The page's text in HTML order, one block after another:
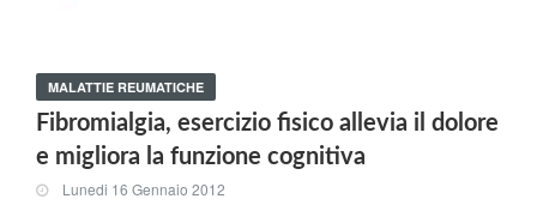
MALATTIE REUMATICHE
Fibromialgia, esercizio fisico allevia il dolore
e migliora la funzione cognitiva
Lunedi 16 Gennaio 2012